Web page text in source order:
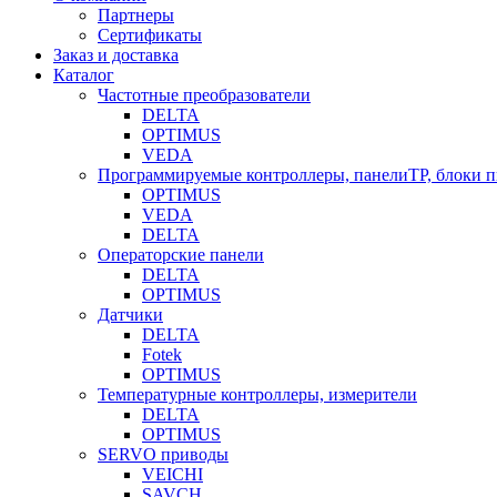
Партнеры
Сертификаты
Заказ и доставка
Каталог
Частотные преобразователи
DELTA
OPTIMUS
VEDA
Программируемые контроллеры, панелиTP, блоки
OPTIMUS
VEDA
DELTA
Операторские панели
DELTA
OPTIMUS
Датчики
DELTA
Fotek
OPTIMUS
Температурные контроллеры, измерители
DELTA
OPTIMUS
SERVO приводы
VEICHI